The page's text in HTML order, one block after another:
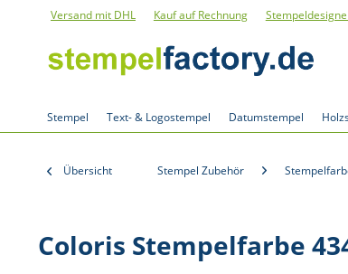
Versand mit DHL Kauf auf Rechnung
Stempel Text- & Logostempel Datumstempel
Übersicht Stempel Zubehör
Coloris Stempelfarbe